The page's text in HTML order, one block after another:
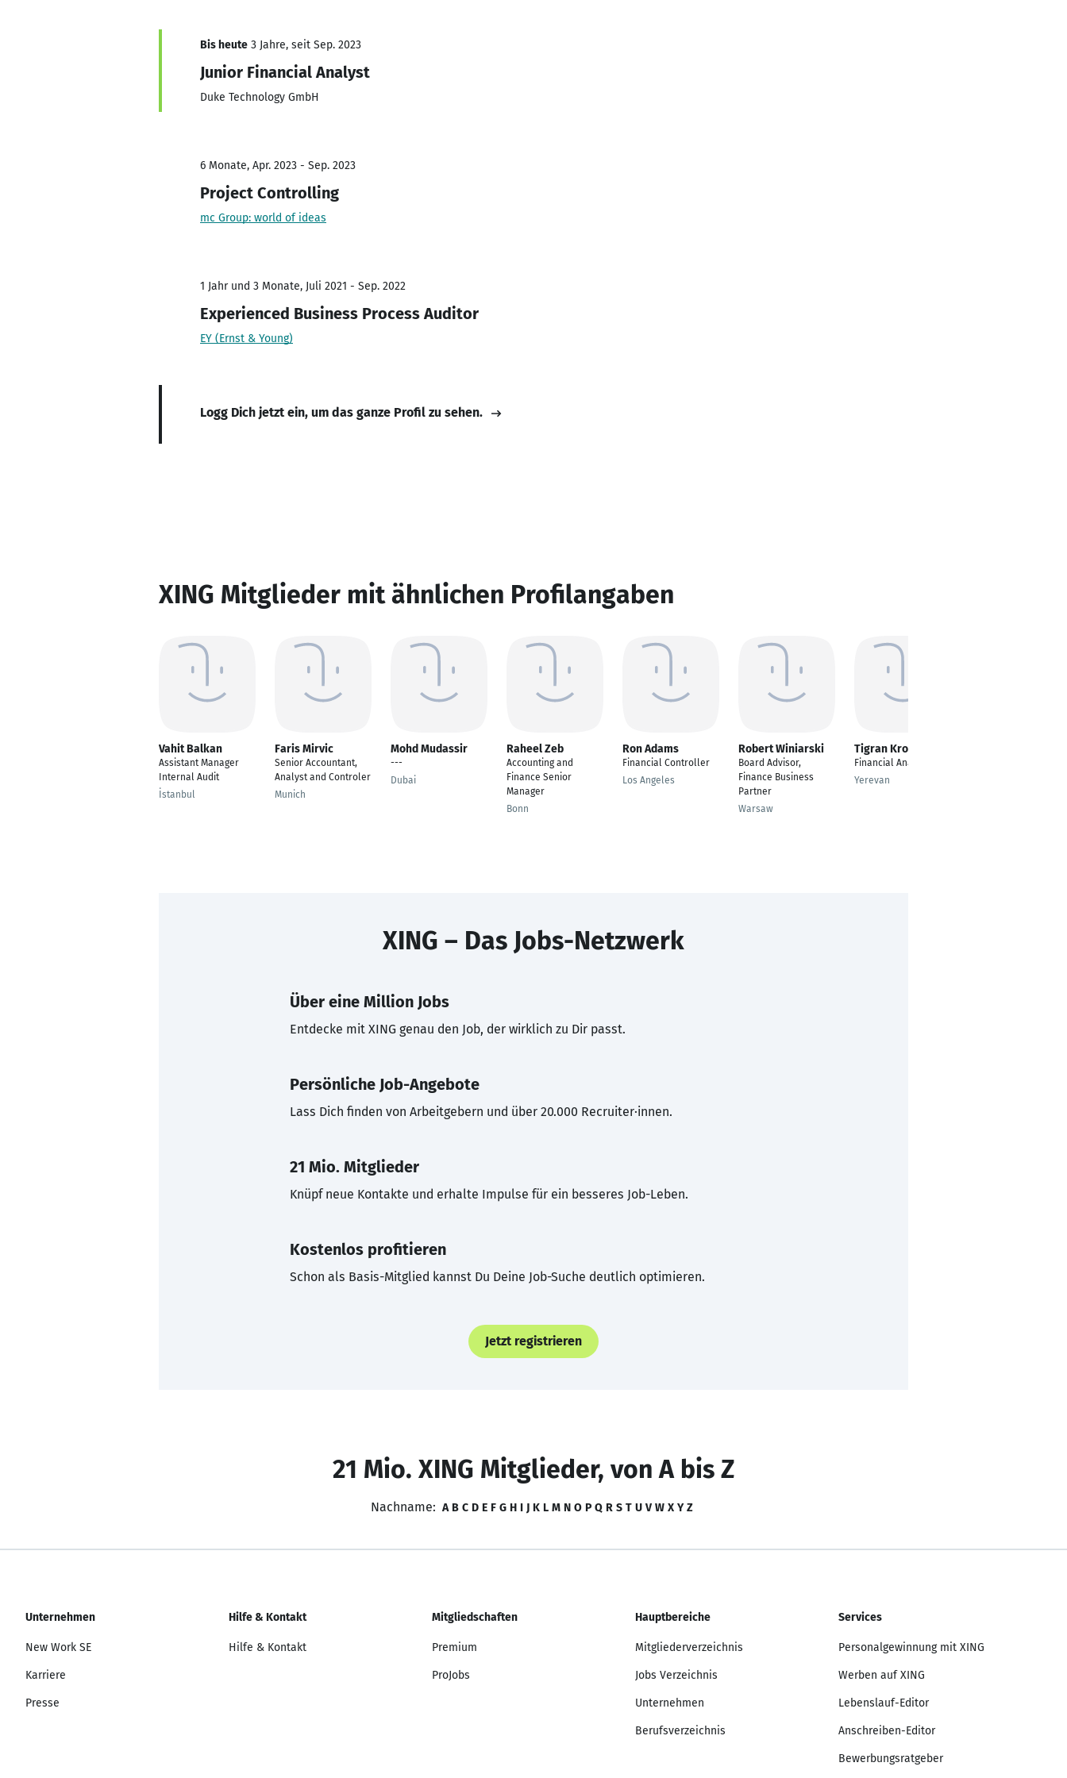
Bis heute 3 Jahre, seit Sep. 2023
Junior Financial Analyst
Duke Technology GmbH
6 Monate, Apr. 2023 - Sep. 2023
Project Controlling
mc Group: world of ideas
1 Jahr und 3 Monate, Juli 2021 - Sep. 2022
Experienced Business Process Auditor
EY (Ernst & Young)
Logg Dich jetzt ein, um das ganze Profil zu sehen.
XING Mitglieder mit ähnlichen Profilangaben
Vahit Balkan
Assistant Manager
Internal Audit
İstanbul
Faris Mirvic
Senior Accountant,
Analyst and Controler
Munich
Mohd Mudassir
---
Dubai
Raheel Zeb
Accounting and
Finance Senior
Manager
Bonn
Ron Adams
Financial Controller
Los Angeles
Robert Winiarski
Board Advisor,
Finance Business
Partner
Warsaw
Tigran Kroyan
Financial Analyst
Yerevan
XING – Das Jobs-Netzwerk
Über eine Million Jobs
Entdecke mit XING genau den Job, der wirklich zu Dir passt.
Persönliche Job-Angebote
Lass Dich finden von Arbeitgebern und über 20.000 Recruiter·innen.
21 Mio. Mitglieder
Knüpf neue Kontakte und erhalte Impulse für ein besseres Job-Leben.
Kostenlos profitieren
Schon als Basis-Mitglied kannst Du Deine Job-Suche deutlich optimieren.
Jetzt registrieren
21 Mio. XING Mitglieder, von A bis Z
Nachname: A B C D E F G H I J K L M N O P Q R S T U V W X Y Z
Unternehmen
New Work SE
Karriere
Presse
Hilfe & Kontakt
Hilfe & Kontakt
Mitgliedschaften
Premium
ProJobs
Hauptbereiche
Mitgliederverzeichnis
Jobs Verzeichnis
Unternehmen
Berufsverzeichnis
Services
Personalgewinnung mit XING
Werben auf XING
Lebenslauf-Editor
Anschreiben-Editor
Bewerbungsratgeber